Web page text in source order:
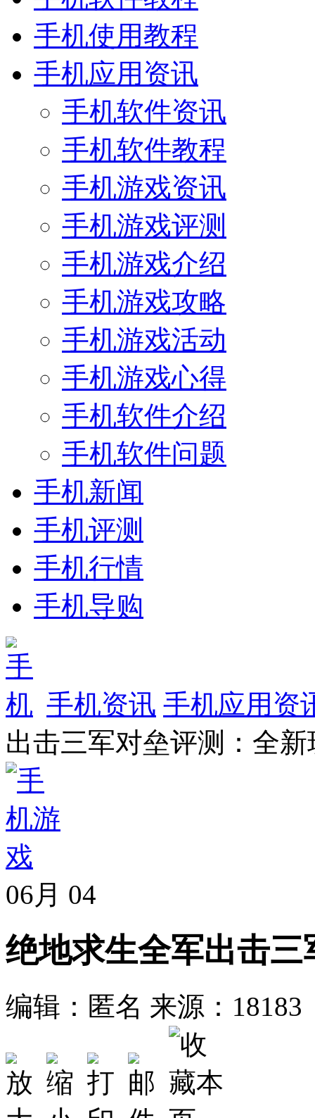
手机使用教程
手机应用资讯
手机软件资讯
手机软件教程
手机游戏资讯
手机游戏评测
手机游戏介绍
手机游戏攻略
手机游戏活动
手机游戏心得
手机软件介绍
手机软件问题
手机新闻
手机评测
手机行情
手机导购
手机资讯 手机应用资
出击三军对垒评测：全新
06月 04
绝地求生全军出击
编辑：匿名 来源：18183